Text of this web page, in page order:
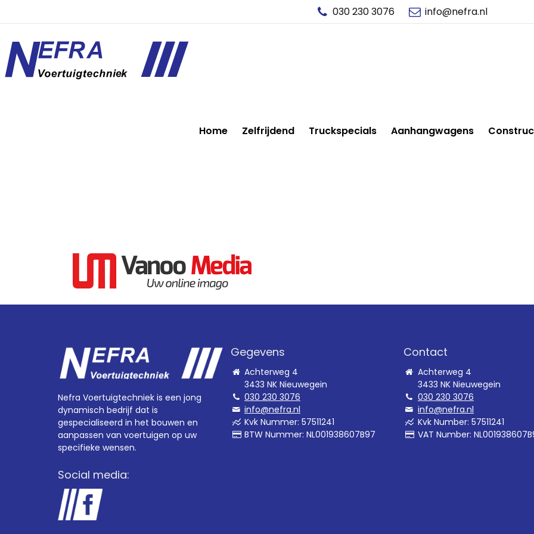
030 230 3076 info@nefra.nl
Home Zelfrijdend Truckspecials Aanhangwagens
Nefra Voertuigtechniek is een jong
dynamisch bedrijf dat is
gespecialiseerd in het bouwen en
aanpassen van voertuigen op uw
specifieke wensen.
Social media:
Gegevens
Achterweg 4
3433 NK Nieuwegein
030 230 3076
info@nefra.nl
Kvk Nummer: 57511241
BTW Nummer: NL001938607B97
Contact
Achterweg 4
3433 NK Nieuwegein
030 230 3076
info@nefra.nl
Kvk Number: 57511241
VAT Number: